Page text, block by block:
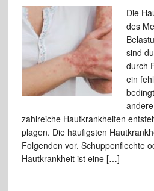
Die
des
sind
durch
ein
zahlreiche Hautkrankheiten
plagen. Die häufigsten
Folgenden vor. Schuppenflechte
Hautkrankheit ist eine […]